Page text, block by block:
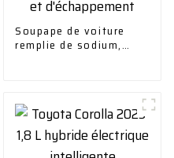
Soupape de voiture
remplie de sodium,